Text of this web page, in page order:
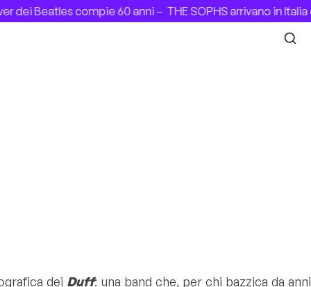
Beatles compie 60 anni –THE SOPHS arrivano in Italia con
dei Duff: una band che, per chi bazzica da anni